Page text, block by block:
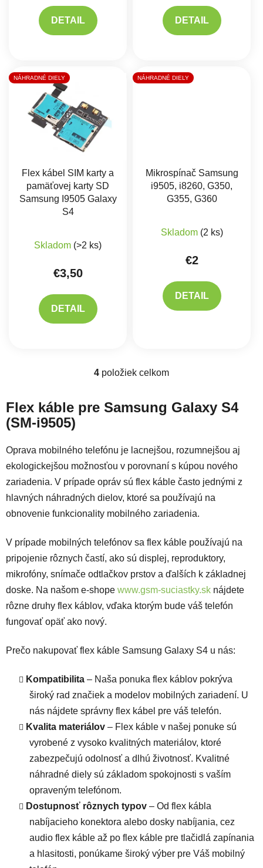
DETAIL DETAIL
NÁHRADNÉ DIELY
Flex kábel SIM karty a
pamäťovej karty SD
Samsung I9505 Galaxy
S4
Skladom (>2 ks)
€3,50
DETAIL
NÁHRADNÉ DIELY
Mikrospínač Samsung
i9505, i8260, G350,
G355, G360
Skladom (2 ks)
€2
DETAIL
Ovládacie prvky výpisu
4 položiek celkom
Flex káble pre Samsung Galaxy S4
(SM-i9505)
Oprava mobilného telefónu je lacnejšou, rozumnejšou aj
ekologickejšou možnosťou v porovnaní s kúpou nového
zariadenia. V prípade opráv sú flex káble často jednými z
hlavných náhradných dielov, ktoré sa používajú na
obnovenie funkcionality mobilného zariadenia.
V prípade mobilných telefónov sa flex káble používajú na
pripojenie rôznych častí, ako sú displej, reproduktory,
mikrofóny, snímače odtlačkov prstov a ďalších k základnej
doske. Na našom e-shope www.gsm-suciastky.sk nájdete
rôzne druhy flex káblov, vďaka ktorým bude váš telefón
fungovať opäť ako nový.
Prečo nakupovať flex káble Samsung Galaxy S4 u nás:
Kompatibilita – Naša ponuka flex káblov pokrýva
široký rad značiek a modelov mobilných zariadení. U
nás nájdete správny flex kábel pre váš telefón.
Kvalita materiálov – Flex káble v našej ponuke sú
vyrobené z vysoko kvalitných materiálov, ktoré
zabezpečujú odolnosť a dlhú životnosť. Kvalitné
náhradné diely sú základom spokojnosti s vaším
opraveným telefónom.
Dostupnosť rôznych typov – Od flex kábla
nabíjacieho konektora alebo dosky nabíjania, cez
audio flex káble až po flex káble pre tlačidlá zapínania
a hlasitosti, ponúkame široký výber pre Váš mobilný